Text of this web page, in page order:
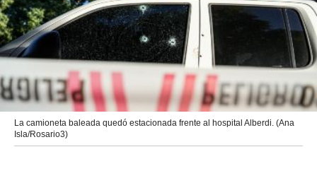
La camioneta baleada quedó estacionada frente al hospital Alberdi. (Ana
Isla/Rosario3)